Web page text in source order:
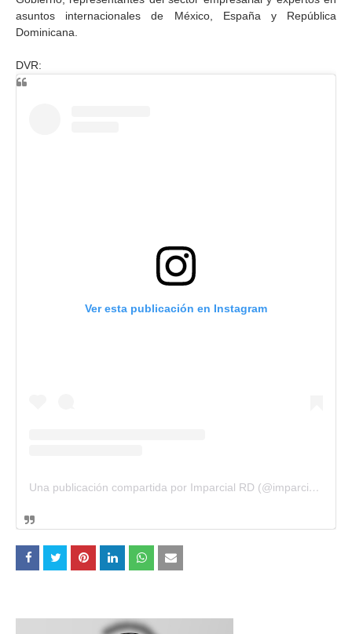
asuntos internacionales de México, España y República
Dominicana.
DVR:
Ver esta publicación en Instagram
Una publicación compartida por Imparcial RD (@imparcialrd)